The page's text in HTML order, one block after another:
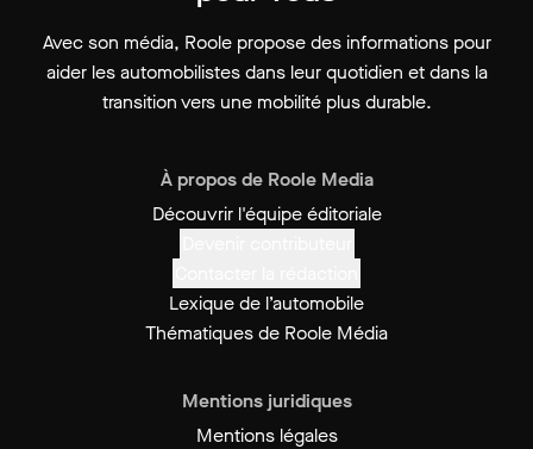
Avec son média, Roole propose des informations pour
aider les automobilistes dans leur quotidien et dans la
transition vers une mobilité plus durable.
À propos de Roole Media
Découvrir l'équipe éditoriale
Lexique de l’automobile
Thématiques de Roole Média
Mentions juridiques
Mentions légales